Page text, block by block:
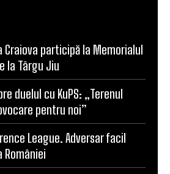
Craiova participă la Memorialul
la Târgu Jiu
duelul cu KuPS: „Terenul
pentru noi”
League. Adversar facil